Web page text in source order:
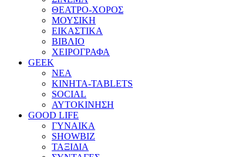
ΘΕΑΤΡΟ-ΧΟΡΟΣ
ΜΟΥΣΙΚΗ
ΕΙΚΑΣΤΙΚΑ
ΒΙΒΛΙΟ
ΧΕΙΡΟΓΡΑΦΑ
GEEK
ΝΕΑ
ΚΙΝΗΤΑ-TABLETS
SOCIAL
ΑΥΤΟΚΙΝΗΣΗ
GOOD LIFE
ΓΥΝΑΙΚΑ
SHOWBIZ
ΤΑΞΙΔΙΑ